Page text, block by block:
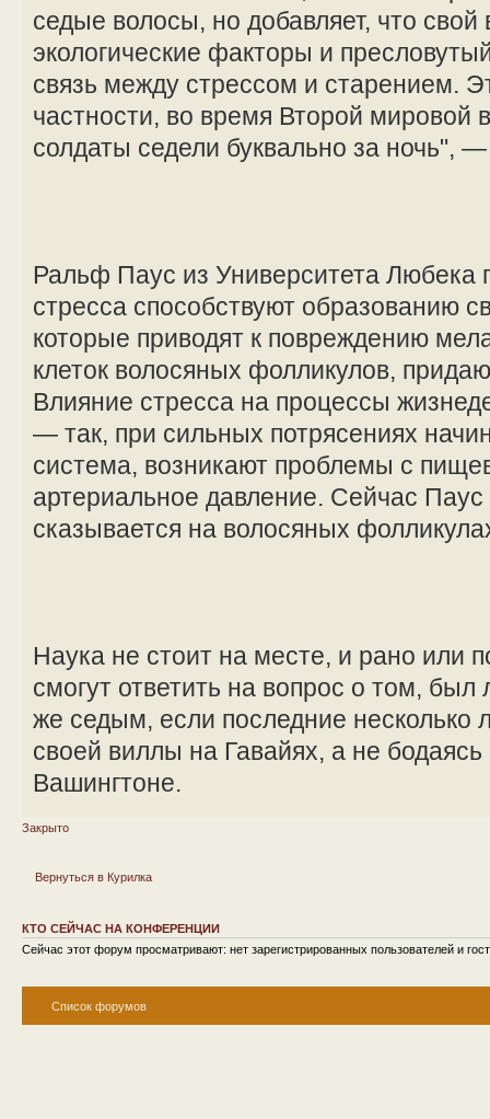
седые волосы, но добавляет, что свой
экологические факторы и
связь между стрессом и старением.
частности, во время Второй
солдаты седели буквально за ночь",
Ральф Паус из Университета Любека
стресса способствуют образованию
которые приводят к повреждению
клеток волосяных фолликулов,
Влияние стресса на процессы
— так, при сильных потрясениях
система, возникают проблемы с
артериальное давление. Сейчас Паус
сказывается на волосяных
Наука не стоит на месте, и рано или
смогут ответить на вопрос о том,
же седым, если последние несколько
своей виллы на Гавайях, а не
Вашингтоне.
Закрыто
Вернуться в Курилка
КТО СЕЙЧАС НА КОНФЕРЕНЦИИ
Сейчас этот форум просматривают: нет зарегистрированных пользователей и
Список форумов